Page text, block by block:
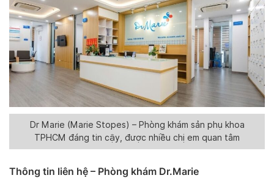
Dr Marie (Marie Stopes) – Phòng khám sản phụ khoa
TPHCM đáng tin cậy, được nhiều chị em quan tâm
Thông tin liên hệ – Phòng khám Dr.Marie